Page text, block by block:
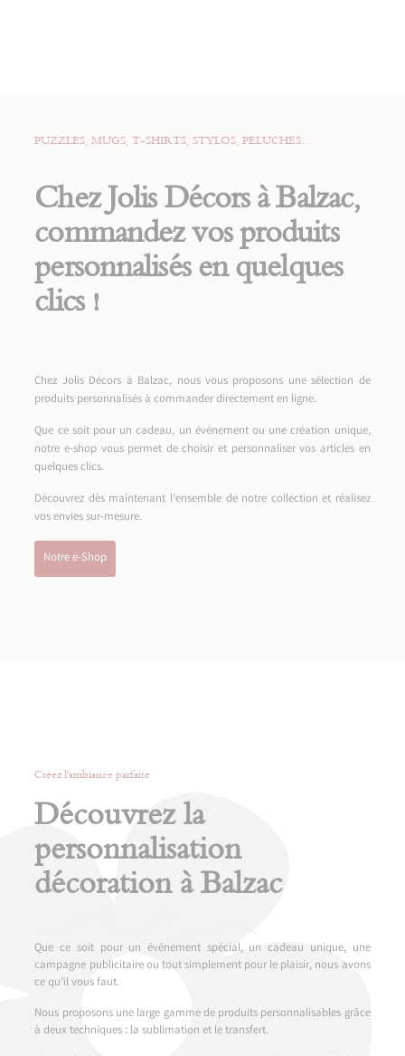
PUZZLES, MUGS, T-SHIRTS, STYLOS, PELUCHES…
Chez Jolis Décors à Balzac,
commandez vos produits
personnalisés en quelques
clics !
Chez Jolis Décors à Balzac, nous vous proposons une sélection de
produits personnalisés à commander directement en ligne.
Que ce soit pour un cadeau, un événement ou une création unique,
notre e-shop vous permet de choisir et personnaliser vos articles en
quelques clics.
Découvrez dès maintenant l’ensemble de notre collection et réalisez
vos envies sur-mesure.
Notre e-Shop
Créez l'ambiance parfaite
Découvrez la
personnalisation
décoration à Balzac
Que ce soit pour un événement spécial, un cadeau unique, une
campagne publicitaire ou tout simplement pour le plaisir, nous avons
ce qu’il vous faut.
Nous proposons une large gamme de produits personnalisables grâce
à deux techniques : la sublimation et le transfert.